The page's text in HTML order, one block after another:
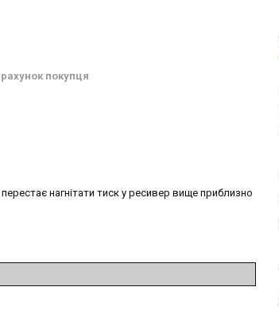
рахунок покупця
нагнітати тиск у ресивер вище приблизно